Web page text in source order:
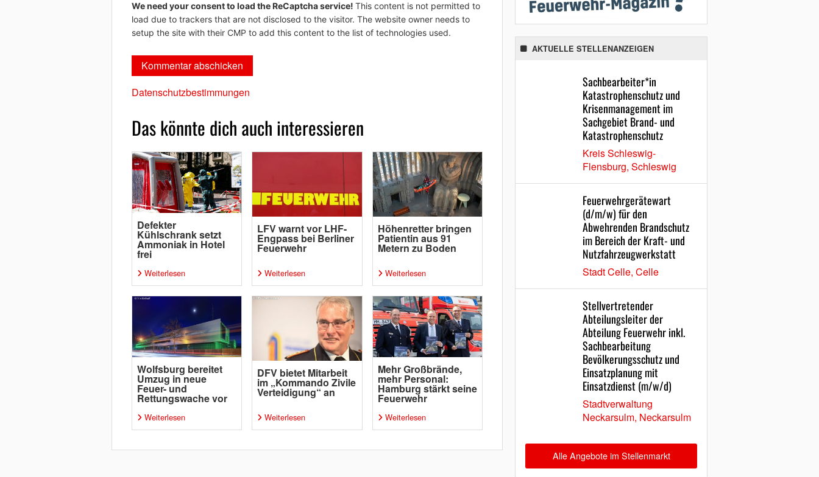
We need your consent to load the ReCaptcha service! This content is not permitted to
load due to trackers that are not disclosed to the visitor. The website owner needs to
setup the site with their CMP to add this content to the list of technologies used.
Datenschutzbestimmungen
Das könnte dich auch interessieren
Defekter
Kühlschrank setzt
Ammoniak in Hotel
frei
Weiterlesen
LFV warnt vor LHF-
Engpass bei Berliner
Feuerwehr
Weiterlesen
Höhenretter bringen
Patientin aus 91
Metern zu Boden
Weiterlesen
Wolfsburg bereitet
Umzug in neue
Feuer- und
Rettungswache vor
Weiterlesen
DFV bietet Mitarbeit
im „Kommando Zivile
Verteidigung“ an
Weiterlesen
Mehr Großbrände,
mehr Personal:
Hamburg stärkt seine
Feuerwehr
Weiterlesen
AKTUELLE STELLENANZEIGEN
Sachbearbeiter*in
Katastrophenschutz und
Krisenmanagement im
Sachgebiet Brand- und
Katastrophenschutz
Kreis Schleswig-
Flensburg, Schleswig
Feuerwehrgerätewart
(d/m/w) für den
Abwehrenden Brandschutz
im Bereich der Kraft- und
Nutzfahrzeugwerkstatt
Stadt Celle, Celle
Stellvertretender
Abteilungsleiter der
Abteilung Feuerwehr inkl.
Sachbearbeitung
Bevölkerungsschutz und
Einsatzplanung mit
Einsatzdienst (m/w/d)
Stadtverwaltung
Neckarsulm, Neckarsulm
Alle Angebote im Stellenmarkt